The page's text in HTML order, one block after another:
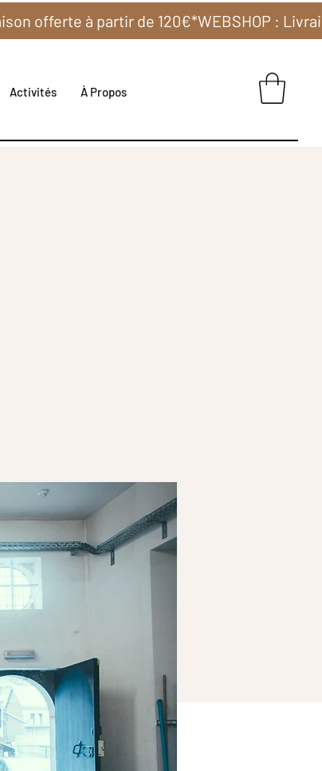
Activités À Propos